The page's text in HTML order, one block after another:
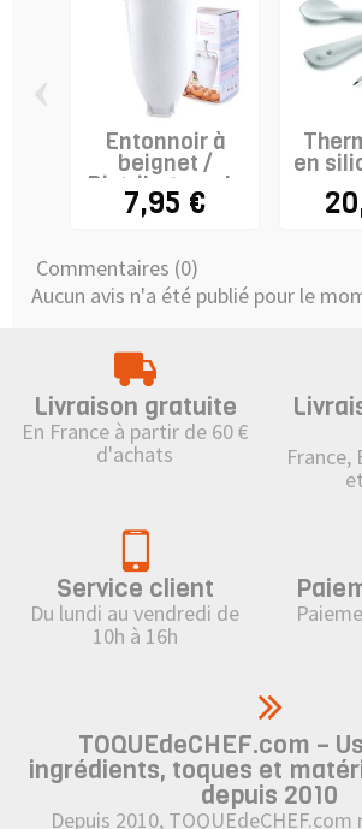
Entonnoir à
beignet /
Distributeur de
pâte...
7,95 €
en
Commentaires (0)
Aucun avis n'a été publié pour le
Livraison gratuite
En France à partir de 60 €
d'achats
France,
Service client
Du lundi au vendredi de
10h à 16h
TOQUEdeCHEF.com –
ingrédients, toques et
depuis 2010
Depuis 2010,